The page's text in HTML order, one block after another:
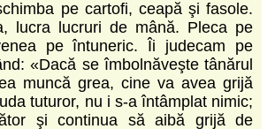
pe cartofi, ceapă şi fasole.
lucra lucruri de mână. Pleca pe
pe întuneric. Îi judecam pe
«Dacă se îmbolnăveşte tânărul
muncă grea, cine va avea grijă
tuturor, nu i s-a întâmplat nimic;
şi continua să aibă grijă de